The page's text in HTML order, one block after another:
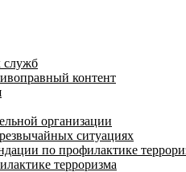
служб
контент
организации
ситуациях
по профилактике
терроризма